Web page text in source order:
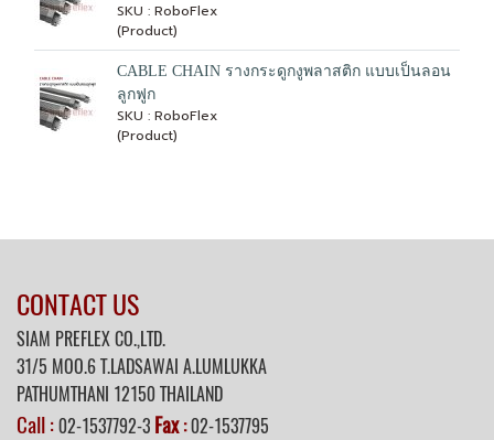
SKU : RoboFlex
(Product)
CABLE CHAIN รางกระดูกงูพลาสติก แบบเป็นลอน
ลูกฟูก
SKU : RoboFlex
(Product)
CONTACT US
SIAM PREFLEX CO.,LTD.
31/5 MOO.6 T.LADSAWAI A.LUMLUKKA
PATHUMTHANI 12150 THAILAND
Call :02-1537792-3 Fax:02-1537795